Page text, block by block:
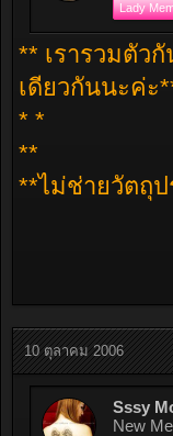
Lady
** เรารวมตัว
เดียวกันนะค่ะ
* *
**
**ไม่ช่ายวัตถุ
10 ตุลาคม 2006
Sssy
New